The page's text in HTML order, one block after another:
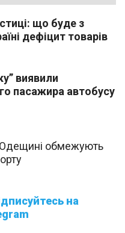
що буде з
дефіцит товарів
пасажира автобусу
обмежують